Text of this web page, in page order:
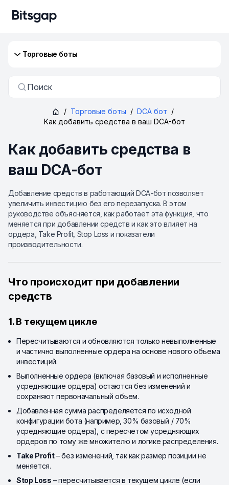
Торговые боты
Поиск
/ Торговые боты / DCA бот /
Как добавить средства в ваш DCA-бот
Как добавить средства в
ваш DCA-бот
Добавление средств в работающий DCA-бот позволяет
увеличить инвестицию без его перезапуска. В этом
руководстве объясняется, как работает эта функция, что
меняется при добавлении средств и как это влияет на
ордера, Take Profit, Stop Loss и показатели
производительности.
Что происходит при добавлении
средств
1. В текущем цикле
Пересчитываются и обновляются только невыполненные
и частично выполненные ордера на основе нового объема
инвестиций.
Выполненные ордера (включая базовый и исполненные
усредняющие ордера) остаются без изменений и
сохраняют первоначальный объем.
Добавленная сумма распределяется по исходной
конфигурации бота (например, 30% базовый / 70%
усредняющие ордера), с пересчетом усредняющих
ордеров по тому же множителю и логике распределения.
Take Profit– без изменений, так как размер позиции не
меняется.
Stop Loss – пересчитывается в текущем цикле (если